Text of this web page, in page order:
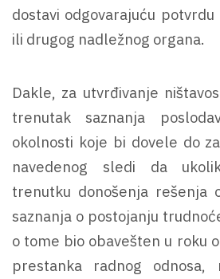
dostavi odgovarajuću
ili drugog nadležnog organa.
Dakle, za utvrđivanje
trenutak saznanja
okolnosti koje bi dovele do
navedenog sledi da
trenutku donošenja rešenja
saznanja o postojanju
o tome bio obavešten u roku
prestanka radnog odnosa,